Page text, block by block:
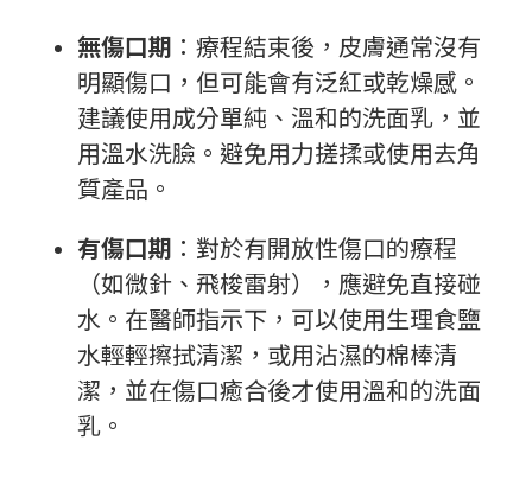
無傷口期 ：療程結束後，皮膚通常沒有
明顯傷口，但可能會有泛紅或乾燥感。
建議使用成分單純、溫和的洗面乳，並
用溫水洗臉。避免用力搓揉或使用去角
質產品。
有傷口期 ：對於有開放性傷口的療程
（如微針、飛梭雷射），應避免直接碰
水。在醫師指示下，可以使用生理食鹽
水輕輕擦拭清潔，或用沾濕的棉棒清
潔，並在傷口癒合後才使用溫和的洗面
乳。